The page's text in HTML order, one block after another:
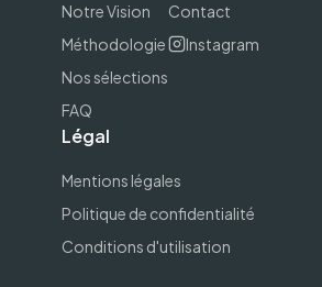
Notre Vision
Méthodologie
Nos sélections
FAQ
Contact
Instagram
Légal
Mentions légales
Politique de confidentialité
Conditions d'utilisation